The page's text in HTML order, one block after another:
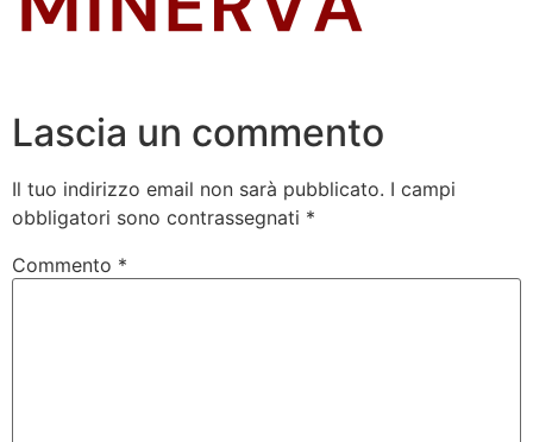
Lascia un commento
Il tuo indirizzo email non sarà pubblicato. I campi
obbligatori sono contrassegnati *
Commento *